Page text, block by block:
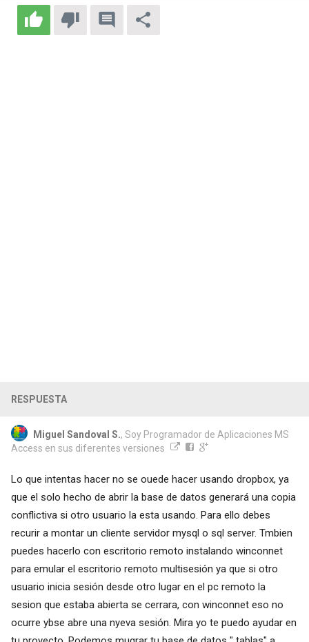
RESPUESTA
Miguel Sandoval S., Soy Programador de Aplicaciones MS
Access en sus diferentes versiones
Lo que intentas hacer no se ouede hacer usando dropbox, ya
que el solo hecho de abrir la base de datos generará una copia
conflictiva si otro usuario la esta usando. Para ello debes
recurir a montar un cliente servidor mysql o sql server. Tmbien
puedes hacerlo con escritorio remoto instalando winconnet
para emular el escritorio remoto multisesión ya que si otro
usuario inicia sesión desde otro lugar en el pc remoto la
sesion que estaba abierta se cerrara, con winconnet eso no
ocurre ybse abre una nyeva sesión. Mira yo te puedo ayudar en